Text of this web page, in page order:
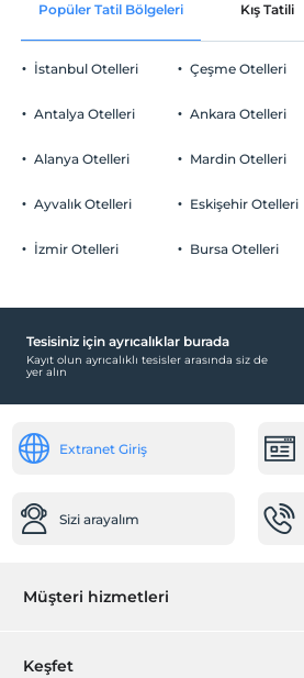
Popüler Tatil Bölgeleri Kış Tatili
İstanbul Otelleri
Antalya Otelleri
Alanya Otelleri
Ayvalık Otelleri
İzmir Otelleri
Çeşme Otelleri
Ankara Otelleri
Mardin Otelleri
Eskişehir Otelleri
Bursa Otelleri
Tesisiniz için ayrıcalıklar burada
Kayıt olun ayrıcalıklı tesisler arasında siz de
yer alın
Extranet Giriş
Sizi arayalım
Müşteri hizmetleri
Rezervasyon yönet
Keşfet